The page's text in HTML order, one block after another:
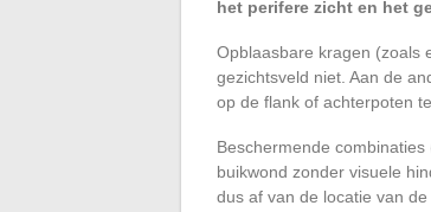
het perifere zicht en het
Opblaasbare kragen (zoals
gezichtsveld niet. Aan de
op de flank of achterpoten
Beschermende
buikwond zonder visuele
dus af van de locatie van